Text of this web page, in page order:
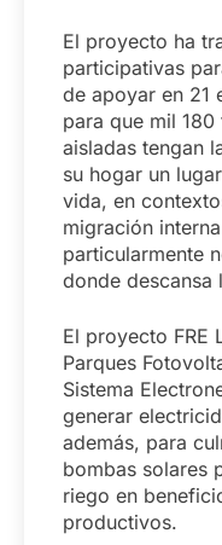
El proyecto ha
participativas
de apoyar en 21
para que mil
aisladas tengan
su hogar un
vida, en
migración
particularmente
donde descansa
El proyecto FRE
Parques
Sistema
generar
además, para
bombas solares
riego en
productivos.